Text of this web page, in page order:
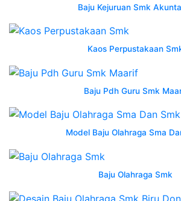
may
2023
wearpack
smk
batam
Wearpack
Smk
Surakarta
Baju Kejuruan Smk
Kaos Perpustakaan
Baju Pdh Guru Smk
Model Baju Olahraga Sma
Baju Olahraga Smk